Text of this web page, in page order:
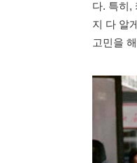
다. 특히,
지 다 알
고민을